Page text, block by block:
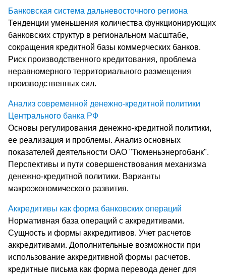
Банковская система дальневосточного региона
Тенденции уменьшения количества функционирующих
банковских структур в региональном масштабе,
сокращения кредитной базы коммерческих банков.
Риск производственного кредитования, проблема
неравномерного территориального размещения
производственных сил.
Анализ современной денежно-кредитной политики
Центрального банка РФ
Основы регулирования денежно-кредитной политики,
ее реализация и проблемы. Анализ основных
показателей деятельности ОАО "Тюменьэнергобанк".
Перспективы и пути совершенствования механизма
денежно-кредитной политики. Варианты
макроэкономического развития.
Аккредитивы как форма банковских операций
Нормативная база операций с аккредитивами.
Сущность и формы аккредитивов. Учет расчетов
аккредитивами. Дополнительные возможности при
использование аккредитивной формы расчетов.
кредитные письма как форма перевода денег для